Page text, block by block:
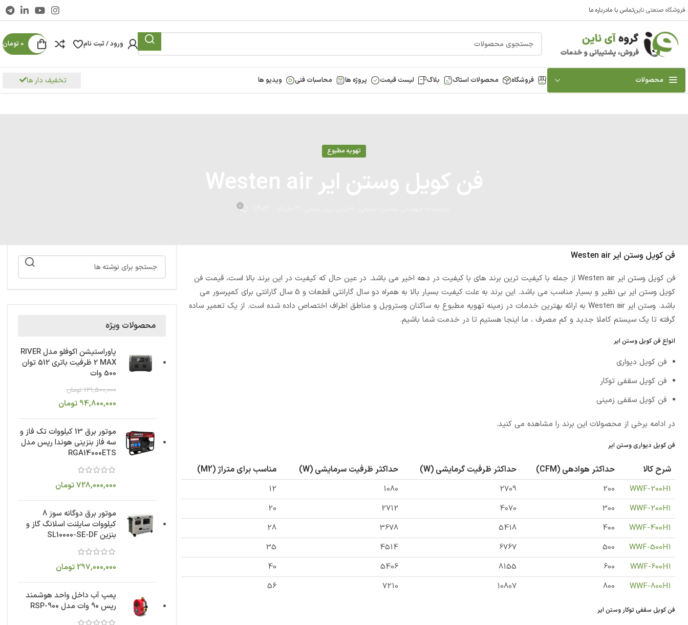
فروشگاه صنعتی ناینتماس با مادرباره ما
ورود / ثبت نام 0 تومان
محصولات فروشگاه محصولات استاک بلاگ لیست قیمت پروژه ها محاسبات فنی ویدیو ها تخفیف دار ها
تهویه مطبوع
0
فن کویل وستن ایر Westen air
فن کویل وستن ایر Westen air از جمله با کیفیت ترین برند های با کیفیت در دهه اخیر می باشد. در عین حال که کیفیت در این برند بالا است، قیمت فن
کویل وستن ایر بی نظیر و بسیار مناسب می باشد. این برند به علت کیفیت بسیار بالا به همراه دو سال گارانتی قطعات و 5 سال گارانتی برای کمپرسور می
باشد. وستن ایر Westen air به ارائه بهترین خدمات در زمینه تهویه مطبوع به ساکنان وسترویل و مناطق اطراف اختصاص داده شده است. از یک تعمیر ساده
گرفته تا یک سیستم کاملا جدید و کم مصرف ، ما اینجا هستیم تا در خدمت شما باشیم.
انواع فن کویل وستن ایر
فن کویل دیواری
فن کویل سقفی توکار
فن کویل سقفی زمینی
در ادامه برخی از محصولات این برند را مشاهده می کنید.
فن کویل دیواری وستن ایر
شرح کالا حداکثر هوادهی (CFM) حداکثر ظرفیت گرمایشی (W) حداکثر ظرفیت سرمایشی (W) مناسب برای متراژ (M2)
WWF-200H1
200
2709
1080
12
WWF-200H1
300
4070
2712
20
WWF-400H1
400
5418
3678
28
WWF-500H1
500
6767
4514
35
WWF-600H1
600
8155
5406
40
WWF-800H1
800
10807
7210
56
فن کویل سقفی توکار وستن ایر
محصولات ویژه
پاوراستیشن اکوفلو مدل RIVER
2 MAX ظرفیت باتری 512 توان
500 وات
121,500,000تومان
94,800,000 تومان
موتور برق 13 کیلووات تک فاز و
سه فاز بنزینی هوندا رپس مدل
RGA14000ETS
728,000,000تومان
موتور برق دوگانه سوز 8
کیلووات سایلنت اسلانگ گاز و
بنزین SL10000-SE-DF
297,000,000تومان
پمپ آب داخل واحد هوشمند
رپس 90 وات مدل RSP-900